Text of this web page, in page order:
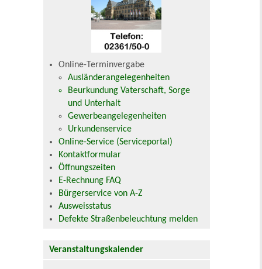
Online-Terminvergabe
Ausländerangelegenheiten
Beurkundung Vaterschaft, Sorge
und Unterhalt
Gewerbeangelegenheiten
Urkundenservice
Online-Service (Serviceportal)
Kontaktformular
Öffnungszeiten
E-Rechnung FAQ
Bürgerservice von A-Z
Ausweisstatus
Defekte Straßenbeleuchtung melden
Veranstaltungskalender